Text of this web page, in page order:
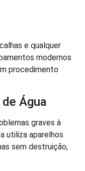
e qualquer
modernos
procedimento
Água
graves à
utiliza aparelhos
sem destruição,